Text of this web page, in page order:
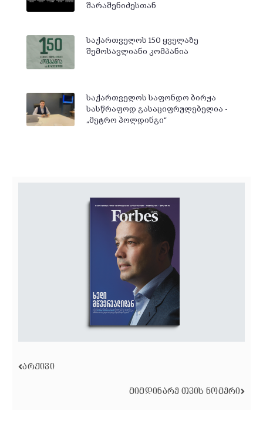
შარაშენიძესთან
საქართველოს 150 ყველაზე
შემოსავლიანი კომპანია
საქართველოს საფონდო ბირჟა
სასწრაფოდ გასაციფრულებელია -
„მეტრო ჰოლდინგი“
ᲐᲠᲥᲘᲕᲘ
ᲛᲘᲛᲓᲘᲜᲐᲠᲔ ᲗᲕᲘᲡ ᲜᲝᲛᲔᲠᲘ